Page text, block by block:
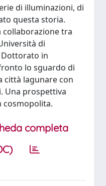
di illuminazioni, di
questa storia.
collaborazione tra
di
Dottorato in
lo sguardo di
città lagunare con
Una prospettiva
cosmopolita.
completa